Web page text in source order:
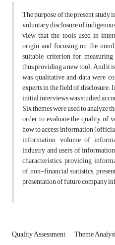
The purpose of the present
voluntary disclosure of
view that the tools used in
origin and focusing on the
suitable criterion for
thus providing a new tool. And it
was qualitative and data were
experts in the field of disclosure.
initial interviews was studied
Six themes were used to analyze
order to evaluate the quality of
how to access information
information, volume of
industry and users of
characteristics, providing
of non-financial statistics;
presentation of future company
Quality Assessment Theme